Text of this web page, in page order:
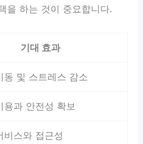
을 하는 것이 중요합니다.
기대 효과
동 및 스트레스 감소
용과 안전성 확보
비스와 접근성